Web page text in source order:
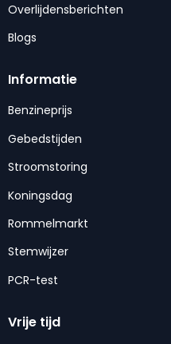
Overlijdensberichten
Blogs
Informatie
Benzineprijs
Gebedstijden
Stroomstoring
Koningsdag
Rommelmarkt
Stemwijzer
PCR-test
Vrije tijd